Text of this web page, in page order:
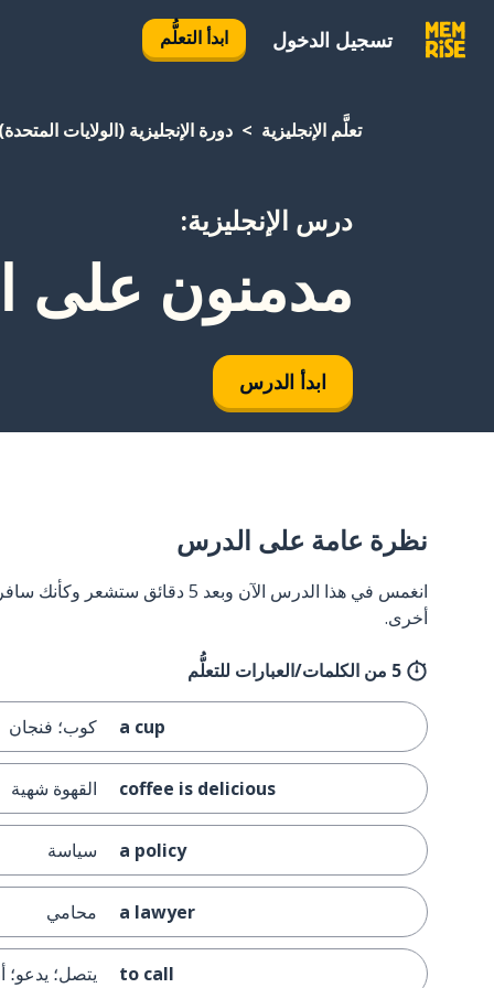
تسجيل الدخول ابدأ التعلُّم
تعلَّم الإنجليزية دورة الإنجليزية (الولايات المتحدة)
درس الإنجليزية:
مدمنون على
ابدأ الدرس
نظرة عامة على الدرس
انغمس في هذا الدرس الآن وبعد 5
أخرى.
5 من الكلمات/العبارات للتعلُّم
a cup كوب؛ فنجان
coffee is delicious القهوة شهية
a policy سياسة
a lawyer محامي
to call يتصل؛ يدعو؛